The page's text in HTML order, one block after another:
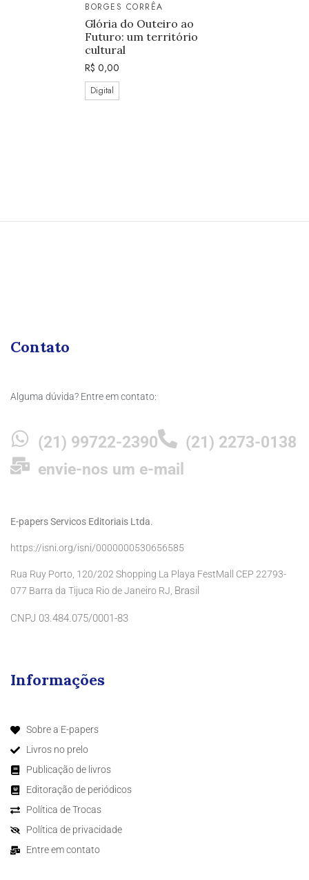
BORGES CORRÊA
Glória do Outeiro ao
Futuro: um território
cultural
R$ 0,00
Digital
Contato
Alguma dúvida? Entre em contato:
(21) 99722-2390
(21) 2273-0138
envie-nos um e-mail
E-papers Servicos Editoriais Ltda.
https://isni.org/isni/0000000530656585
Rua Ruy Porto, 120/202 Shopping La Playa FestMall CEP 22793-
077 Barra da Tijuca Rio de Janeiro RJ, Brasil
CNPJ 03.484.075/0001-83
Informações
Sobre a E-papers
Livros no prelo
Publicação de livros
Editoração de periódicos
Política de Trocas
Política de privacidade
Entre em contato